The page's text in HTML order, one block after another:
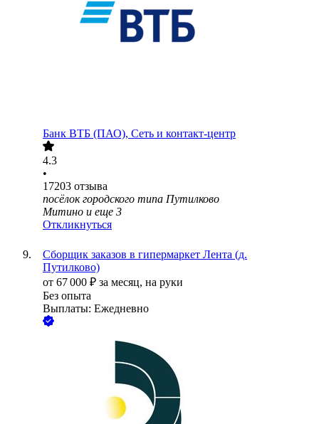
Банк ВТБ (ПАО), Сеть и контакт-центр
4.3
•
17203 отзыва
посёлок городского типа Путилково
Митино и еще 3
Откликнуться
Сборщик заказов в гипермаркет Лента (д.
Путилково)
от 67 000 ₽ за месяц, на руки
Без опыта
Выплаты: Ежедневно